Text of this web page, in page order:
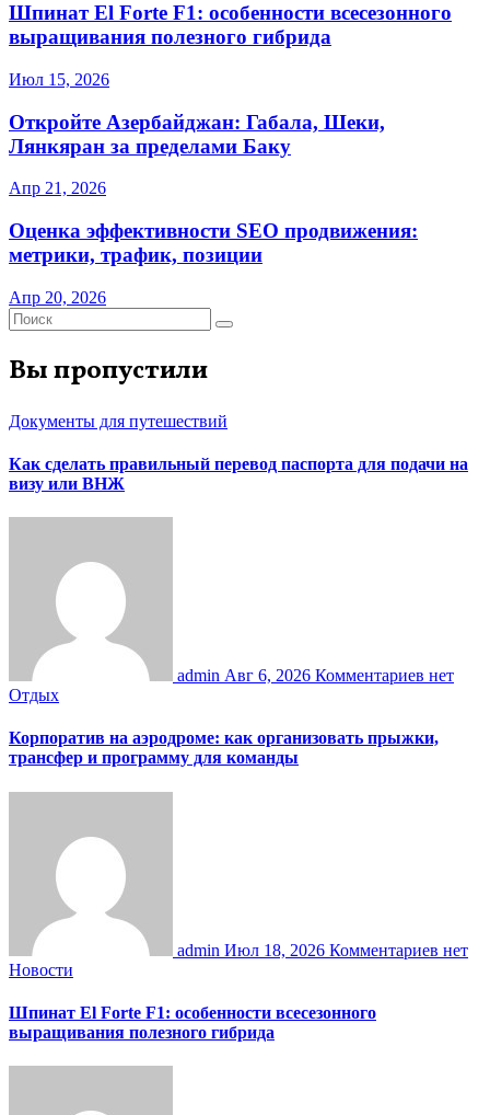
Шпинат El Forte F1: особенности всесезонного
выращивания полезного гибрида
Июл 15, 2026
Откройте Азербайджан: Габала, Шеки,
Лянкяран за пределами Баку
Апр 21, 2026
Оценка эффективности SEO продвижения:
метрики, трафик, позиции
Апр 20, 2026
Вы пропустили
Документы для путешествий
Как сделать правильный перевод паспорта для подачи на
визу или ВНЖ
admin Авг 6, 2026 Комментариев нет
Отдых
Корпоратив на аэродроме: как организовать прыжки,
трансфер и программу для команды
admin Июл 18, 2026 Комментариев нет
Новости
Шпинат El Forte F1: особенности всесезонного
выращивания полезного гибрида